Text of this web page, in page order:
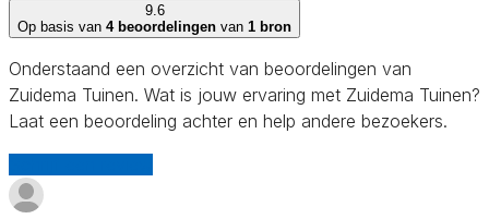
9.6
Op basis van 4 beoordelingen van 1 bron
Onderstaand een overzicht van beoordelingen van
Zuidema Tuinen. Wat is jouw ervaring met Zuidema Tuinen?
Laat een beoordeling achter en help andere bezoekers.